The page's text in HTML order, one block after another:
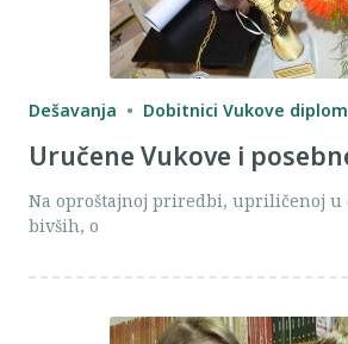
Dešavanja Dobitnici Vukove
Uručene Vukove i
Na oproštajnoj priredbi, upriličenoj u
bivših, o